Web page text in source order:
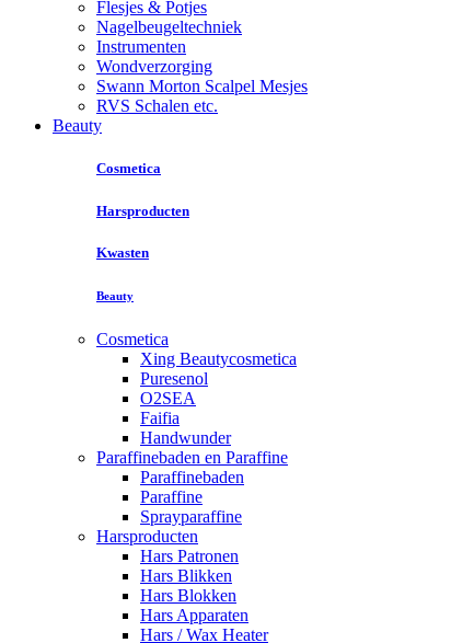
Flesjes & Potjes
Nagelbeugeltechniek
Instrumenten
Wondverzorging
Swann Morton Scalpel Mesjes
RVS Schalen etc.
Beauty
Cosmetica
Harsproducten
Kwasten
Beauty
Cosmetica
Xing Beautycosmetica
Puresenol
O2SEA
Faifia
Handwunder
Paraffinebaden en Paraffine
Paraffinebaden
Paraffine
Sprayparaffine
Harsproducten
Hars Patronen
Hars Blikken
Hars Blokken
Hars Apparaten
Hars / Wax Heater